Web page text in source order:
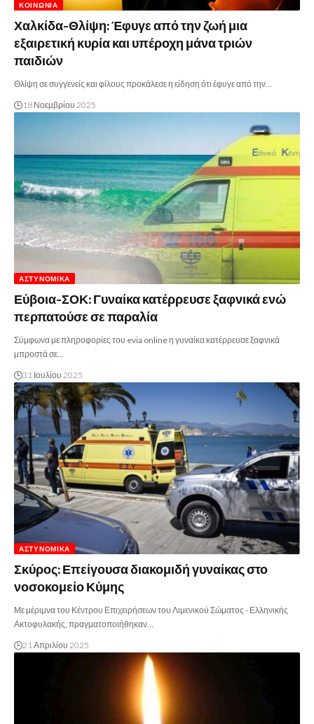
ΚΟΙΝΩΝΊΑ
Χαλκίδα-Θλίψη: Έφυγε από την ζωή μια
εξαιρετική κυρία και υπέροχη μάνα τριών
παιδιών
Θλίψη σε συγγενείς και φίλους προκάλεσε η είδηση ότι έφυγε από την…
18 Νοεμβρίου 2025
ΑΣΤΥΝΟΜΙΚΆ
Εύβοια-ΣΟΚ: Γυναίκα κατέρρευσε ξαφνικά ενώ
περπατούσε σε παραλία
Σύμφωνα με πληροφορίες του evia online η γυναίκα κατέρρευσε ξαφνικά
μπροστά σε…
31 Ιουλίου 2025
ΑΣΤΥΝΟΜΙΚΆ
Σκύρος: Επείγουσα διακομιδή γυναίκας στο
νοσοκομείο Κύμης
Με μέριμνα του Κέντρου Επιχειρήσεων του Λιμενικού Σώματος - Ελληνικής
Ακτοφυλακής, πραγματοποιήθηκαν…
21 Απριλίου 2025